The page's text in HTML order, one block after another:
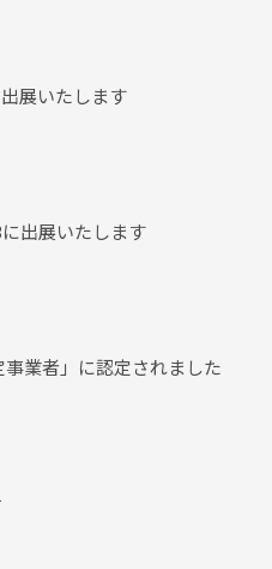
展いたします
出展いたします
業者」に認定されました